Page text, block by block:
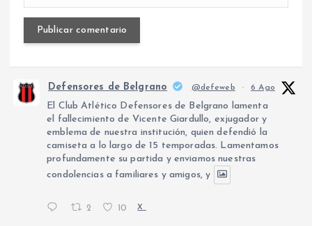
Defensores de Belgrano @defeweb · 6 Ago
El Club Atlético Defensores de Belgrano lamenta
el fallecimiento de Vicente Giardullo, exjugador y
emblema de nuestra institución, quien defendió la
camiseta a lo largo de 15 temporadas. Lamentamos
profundamente su partida y enviamos nuestras
condolencias a familiares y amigos, y
2 10 X